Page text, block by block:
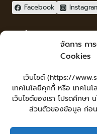
จัดการ กา
Cookies
เว็บไซต์ (https://
เทคโนโลยีคุกกี้ หรือ เทคโ
เว็บไซต์ของเรา โปรดศึกษา
ส่วนตัวของข้อมูล ก่อน
Facebook
LopburiWebdesign.com
Login
เข้าสู่ระบบ